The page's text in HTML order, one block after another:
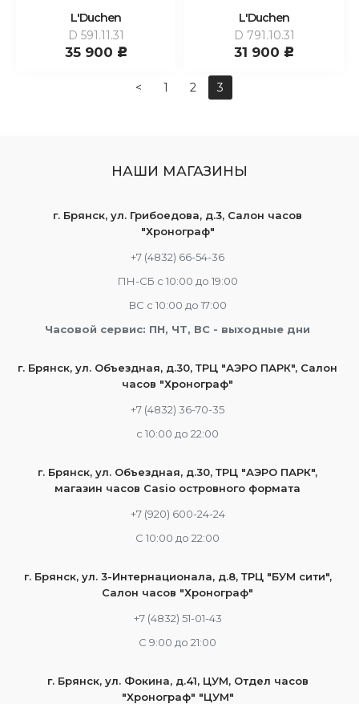
L'Duchen
D 591.11.31
35 900 c
L'Duchen
D 791.10.31
31 900 c
< 1 2 3
НАШИ МАГАЗИНЫ
г. Брянск, ул. Грибоедова, д.3, Салон часов
"Хронограф"
+7 (4832) 66-54-36
ПН-СБ с 10:00 до 19:00
ВС с 10:00 до 17:00
Часовой сервис: ПН, ЧТ, ВС - выходные дни
г. Брянск, ул. Объездная, д.30, ТРЦ "АЭРО ПАРК", Салон
часов "Хронограф"
+7 (4832) 36-70-35
c 10:00 до 22:00
г. Брянск, ул. Объездная, д.30, ТРЦ "АЭРО ПАРК",
магазин часов Casio островного формата
+7 (920) 600-24-24
С 10:00 до 22:00
г. Брянск, ул. 3-Интернационала, д.8, ТРЦ "БУМ сити",
Салон часов "Хронограф"
+7 (4832) 51-01-43
С 9:00 до 21:00
г. Брянск, ул. Фокина, д.41, ЦУМ, Отдел часов
"Хронограф" "ЦУМ"